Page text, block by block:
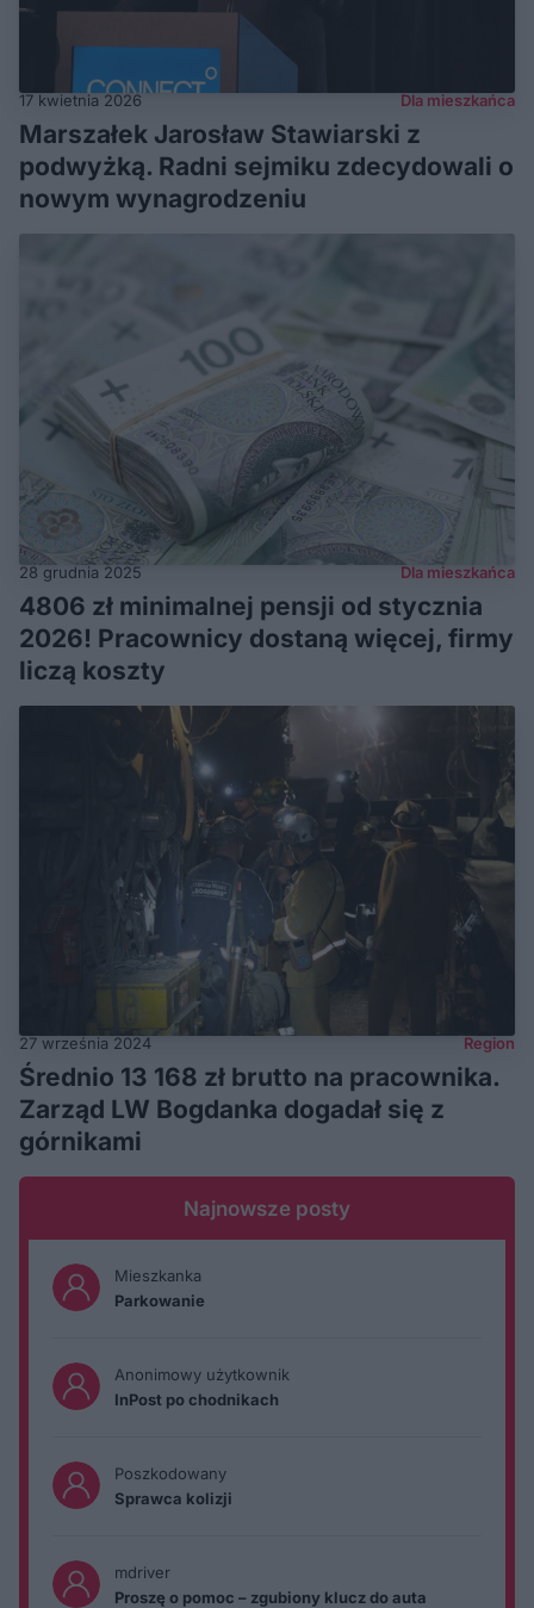
17 kwietnia 2026 Dla mieszkańca
Marszałek Jarosław Stawiarski z
podwyżką. Radni sejmiku zdecydowali o
nowym wynagrodzeniu
28 grudnia 2025 Dla mieszkańca
4806 zł minimalnej pensji od stycznia
2026! Pracownicy dostaną więcej, firmy
liczą koszty
27 września 2024 Region
Średnio 13 168 zł brutto na pracownika.
Zarząd LW Bogdanka dogadał się z
górnikami
Najnowsze posty
Mieszkanka
Parkowanie
Anonimowy użytkownik
InPost po chodnikach
Poszkodowany
Sprawca kolizji
mdriver
Proszę o pomoc – zgubiony klucz do auta